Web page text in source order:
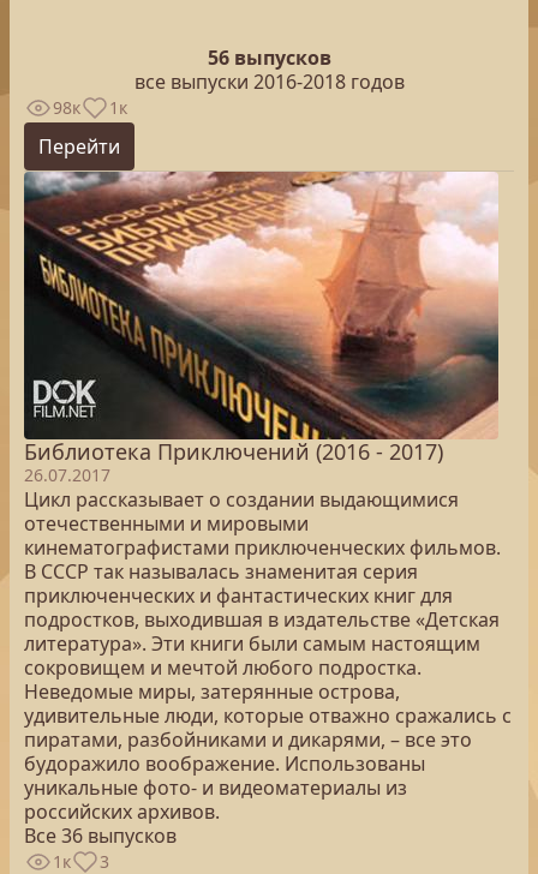
56 выпусков
все выпуски 2016-2018 годов
98к 1к
Перейти
Библиотека Приключений (2016 - 2017)
26.07.2017
Цикл рассказывает о создании выдающимися
отечественными и мировыми
кинематографистами приключенческих фильмов.
В СССР так называлась знаменитая серия
приключенческих и фантастических книг для
подростков, выходившая в издательстве «Детская
литература». Эти книги были самым настоящим
сокровищем и мечтой любого подростка.
Неведомые миры, затерянные острова,
удивительные люди, которые отважно сражались с
пиратами, разбойниками и дикарями, – все это
будоражило воображение. Использованы
уникальные фото- и видеоматериалы из
российских архивов.
Все 36 выпусков
1к 3